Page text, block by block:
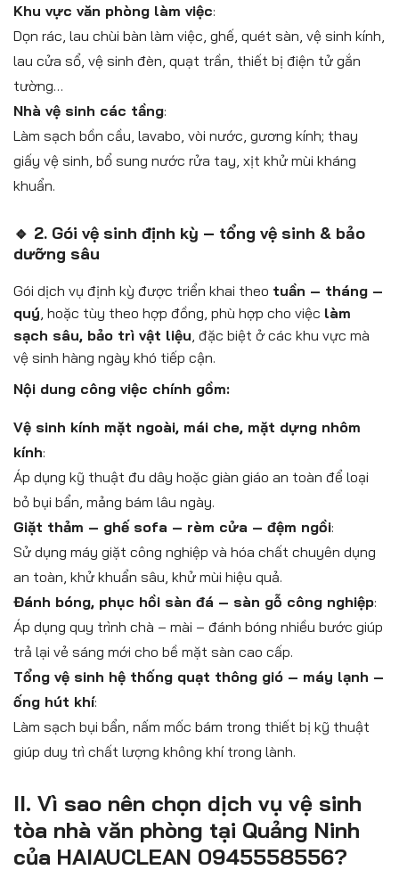
Khu vực văn phòng làm việc:
Dọn rác, lau chùi bàn làm việc, ghế, quét sàn, vệ sinh kính,
lau cửa sổ, vệ sinh đèn, quạt trần, thiết bị điện tử gắn
tường…
Nhà vệ sinh các tầng:
Làm sạch bồn cầu, lavabo, vòi nước, gương kính; thay
giấy vệ sinh, bổ sung nước rửa tay, xịt khử mùi kháng
khuẩn.
🔹 2. Gói vệ sinh định kỳ – tổng vệ sinh & bảo
dưỡng sâu
Gói dịch vụ định kỳ được triển khai theo tuần – tháng –
quý, hoặc tùy theo hợp đồng, phù hợp cho việc làm
sạch sâu, bảo trì vật liệu, đặc biệt ở các khu vực mà
vệ sinh hàng ngày khó tiếp cận.
Nội dung công việc chính gồm:
Vệ sinh kính mặt ngoài, mái che, mặt dựng nhôm
kính:
Áp dụng kỹ thuật đu dây hoặc giàn giáo an toàn để loại
bỏ bụi bẩn, mảng bám lâu ngày.
Giặt thảm – ghế sofa – rèm cửa – đệm ngồi:
Sử dụng máy giặt công nghiệp và hóa chất chuyên dụng
an toàn, khử khuẩn sâu, khử mùi hiệu quả.
Đánh bóng, phục hồi sàn đá – sàn gỗ công nghiệp:
Áp dụng quy trình chà – mài – đánh bóng nhiều bước giúp
trả lại vẻ sáng mới cho bề mặt sàn cao cấp.
Tổng vệ sinh hệ thống quạt thông gió – máy lạnh –
ống hút khí:
Làm sạch bụi bẩn, nấm mốc bám trong thiết bị kỹ thuật
giúp duy trì chất lượng không khí trong lành.
II. Vì sao nên chọn dịch vụ vệ sinh
tòa nhà văn phòng tại Quảng Ninh
của HAIAUCLEAN 0945558556?